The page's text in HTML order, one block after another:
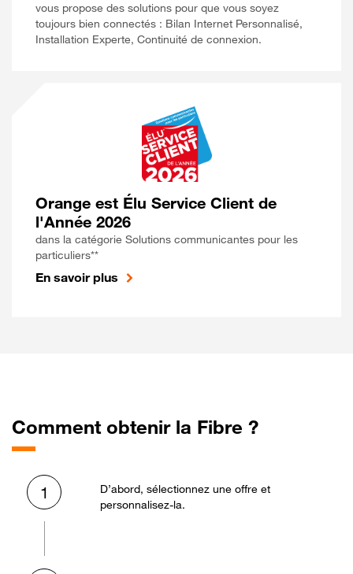
vous propose des solutions pour que vous soyez
toujours bien connectés : Bilan Internet Personnalisé,
Installation Experte, Continuité de connexion.
Orange est Élu Service Client de
l'Année 2026
dans la catégorie Solutions communicantes pour les
particuliers**
En savoir plus
Comment obtenir la Fibre ?
1
D’abord, sélectionnez une offre et
personnalisez-la.